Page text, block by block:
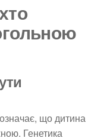
що дитина
Генетика